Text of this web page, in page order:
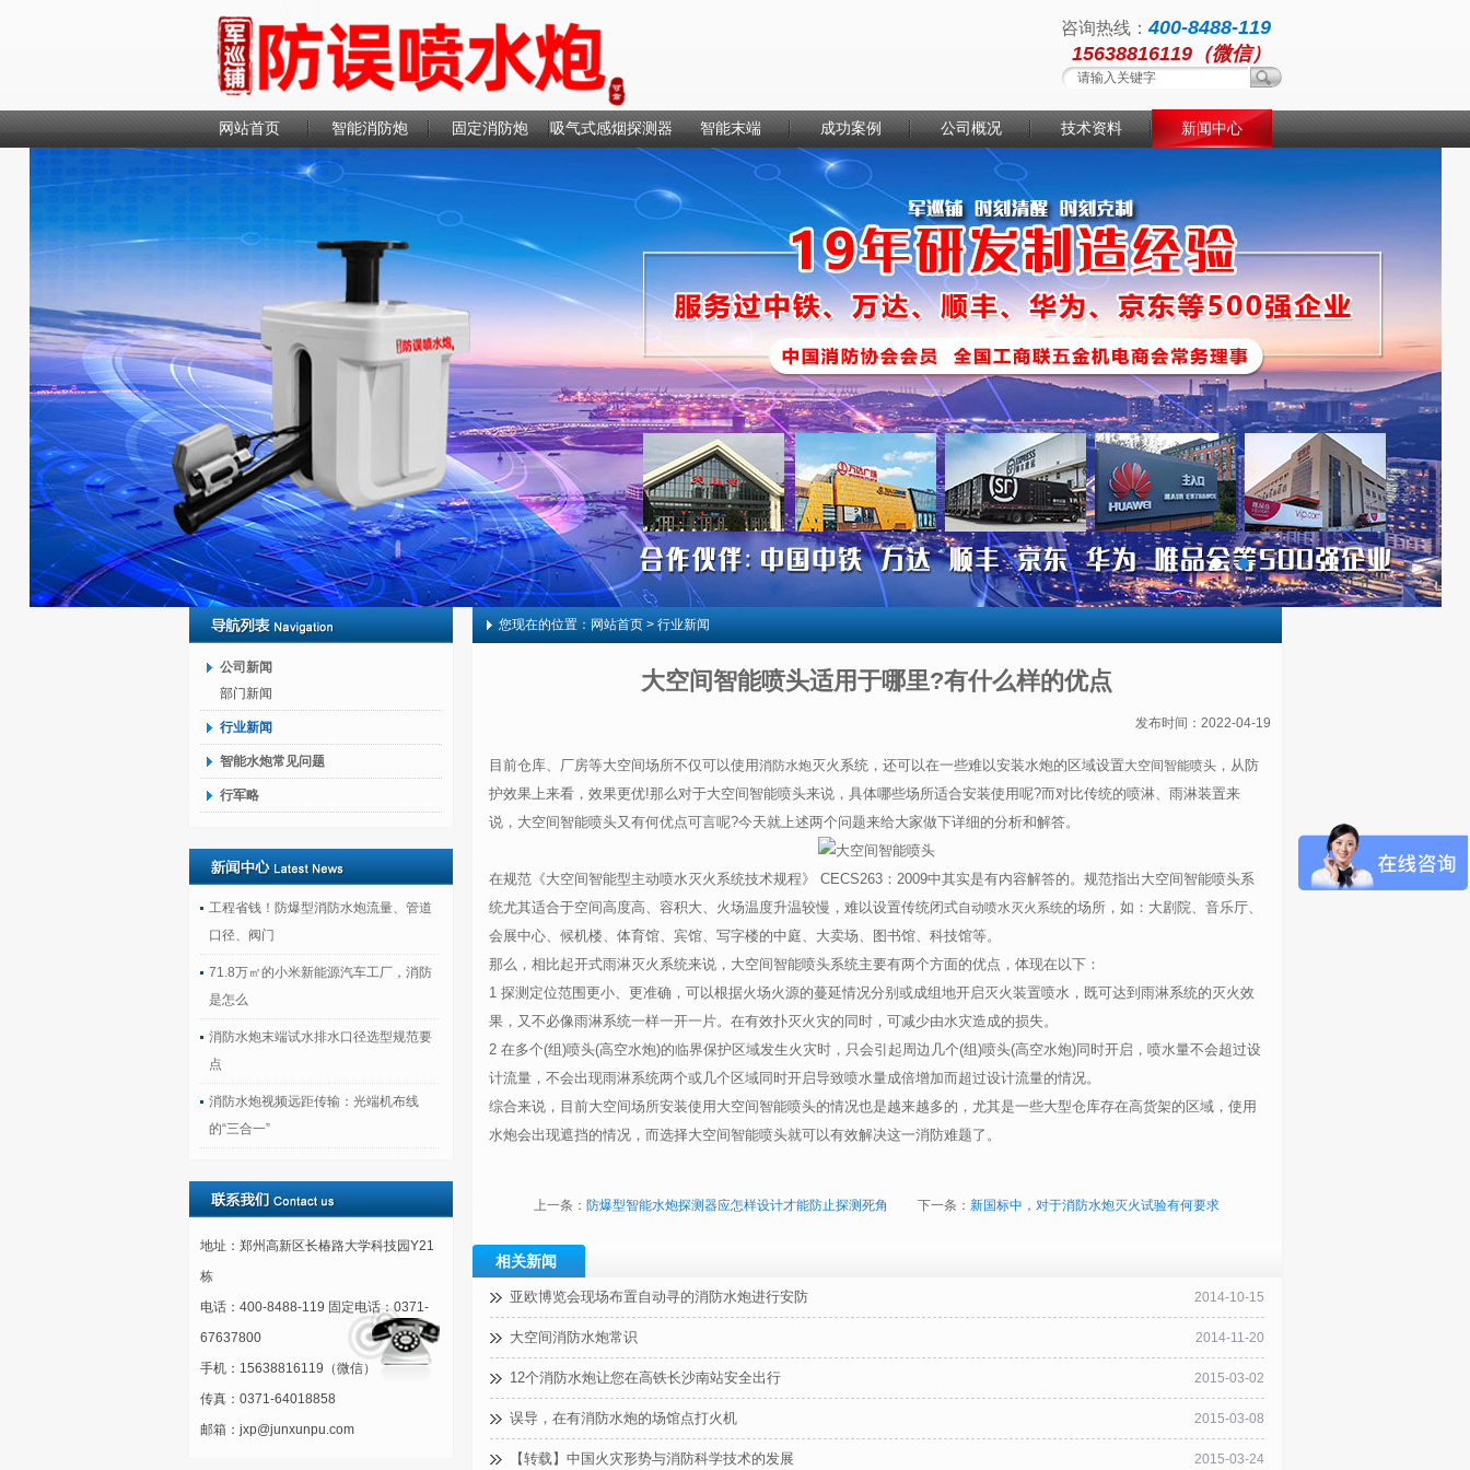
咨询热线：400-8488-119
15638816119（微信）
网站首页 智能消防炮 固定消防炮 吸气式感烟探测器 智能末端 成功案例 公司概况 技术资料 新闻中心
联系我们
公司新闻
部门新闻
行业新闻
智能水炮常见问题
行军略
工程省钱！防爆型消防水炮流量、管道
口径、阀门
71.8万㎡的小米新能源汽车工厂，消防
是怎么
消防水炮末端试水排水口径选型规范要
点
消防水炮视频远距传输：光端机布线
的“三合一”
地址：郑州高新区长椿路大学科技园Y21
栋
电话：400-8488-119 固定电话：0371-
67637800
手机：15638816119（微信）
传真：0371-64018858
邮箱：jxp@junxunpu.com
您现在的位置： 网站首页> 行业新闻
大空间智能喷头适用于哪里?有什么样的优点
发布时间：2022-04-19
目前仓库、厂房等大空间场所不仅可以使用消防水炮灭火系统，还可以在一些难以安装水炮的区域设置大空间智能喷头，从防
护效果上来看，效果更优!那么对于大空间智能喷头来说，具体哪些场所适合安装使用呢?而对比传统的喷淋、雨淋装置来
说，大空间智能喷头又有何优点可言呢?今天就上述两个问题来给大家做下详细的分析和解答。
在规范《大空间智能型主动喷水灭火系统技术规程》 CECS263：2009中其实是有内容解答的。规范指出大空间智能喷头系
统尤其适合于空间高度高、容积大、火场温度升温较慢，难以设置传统闭式自动喷水灭火系统的场所，如：大剧院、音乐厅、
会展中心、候机楼、体育馆、宾馆、写字楼的中庭、大卖场、图书馆、科技馆等。
那么，相比起开式雨淋灭火系统来说，大空间智能喷头系统主要有两个方面的优点，体现在以下：
1 探测定位范围更小、更准确，可以根据火场火源的蔓延情况分别或成组地开启灭火装置喷水，既可达到雨淋系统的灭火效
果，又不必像雨淋系统一样一开一片。在有效扑灭火灾的同时，可减少由水灾造成的损失。
2 在多个(组)喷头(高空水炮)的临界保护区域发生火灾时，只会引起周边几个(组)喷头(高空水炮)同时开启，喷水量不会超过设
计流量，不会出现雨淋系统两个或几个区域同时开启导致喷水量成倍增加而超过设计流量的情况。
综合来说，目前大空间场所安装使用大空间智能喷头的情况也是越来越多的，尤其是一些大型仓库存在高货架的区域，使用
水炮会出现遮挡的情况，而选择大空间智能喷头就可以有效解决这一消防难题了。
上一条： 防爆型智能水炮探测器应怎样设计才能防止探测死角 下一条： 新国标中，对于消防水炮灭火试验有何要求
相关新闻
2014-10-15
亚欧博览会现场布置自动寻的消防水炮进行安防
2014-11-20
大空间消防水炮常识
2015-03-02
12个消防水炮让您在高铁长沙南站安全出行
2015-03-08
误导，在有消防水炮的场馆点打火机
2015-03-24
【转载】中国火灾形势与消防科学技术的发展